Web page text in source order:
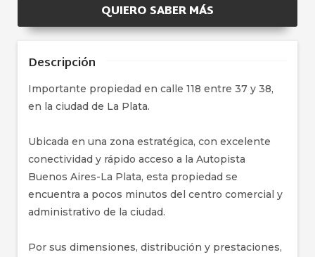
QUIERO SABER MÁS
Descripción
Importante propiedad en calle 118 entre 37 y 38,
en la ciudad de La Plata.
Ubicada en una zona estratégica, con excelente
conectividad y rápido acceso a la Autopista
Buenos Aires-La Plata, esta propiedad se
encuentra a pocos minutos del centro comercial y
administrativo de la ciudad.
Por sus dimensiones, distribución y prestaciones,